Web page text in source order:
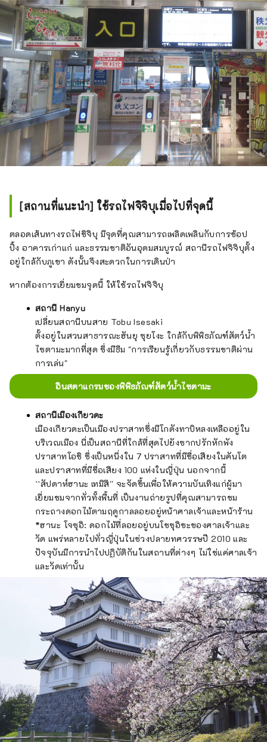
[สถานที่แนะนำ] ใช้รถไฟจิจิบุเมื่อไปที่จุดนี้
ตลอดเส้นทางรถไฟชิจิบุ มีจุดที่คุณสามารถเพลิดเพลินกับการช้อป
ปิ้ง อาคารเก่าแก่ และธรรมชาติอันอุดมสมบูรณ์ สถานีรถไฟจิจิบุตั้ง
อยู่ใกล้กับภูเขา ดังนั้นจึงสะดวกในการเดินป่า
หากต้องการเยี่ยมชมจุดนี้ ให้ใช้รถไฟจิจิบุ
สถานี Hanyu
เปลี่ยนสถานีบนสาย Tobu Isesaki
ตั้งอยู่ในสวนสาธารณะฮันยุ ซุยโงะ ใกล้กับพิพิธภัณฑ์สัตว์น้ำ
ไซตามะมากที่สุด ซึ่งมีธีม "การเรียนรู้เกี่ยวกับธรรมชาติผ่าน
การเล่น"
อินสตาแกรมของพิพิธภัณฑ์สัตว์น้ำไซตามะ
สถานีเมืองเกียวดะ
เมืองเกียวดะเป็นเมืองปราสาทซึ่งมีโกดังทาบิหลงเหลืออยู่ใน
บริเวณเมือง นี่เป็นสถานีที่ใกล้ที่สุดไปยังซากปรักหักพัง
ปราสาทโอชิ ซึ่งเป็นหนึ่งใน 7 ปราสาทที่มีชื่อเสียงในคันโต
และปราสาทที่มีชื่อเสียง 100 แห่งในญี่ปุ่น นอกจากนี้
``สัปดาห์ฮานะ เทมิสึ'' จะจัดขึ้นเพื่อให้ความบันเทิงแก่ผู้มา
เยี่ยมชมจากทั่วทั้งพื้นที่ เป็นงานถ่ายรูปที่คุณสามารถชม
กระถางดอกไม้ตามฤดูกาลลอยอยู่หน้าศาลเจ้าและหน้าร้าน
*ฮานะ โจซุอิ: ดอกไม้ที่ลอยอยู่บนโชซุอิชะของศาลเจ้าและ
วัด แพร่หลายไปทั่วญี่ปุ่นในช่วงปลายทศวรรษปี 2010 และ
ปัจจุบันมีการนำไปปฏิบัติกันในสถานที่ต่างๆ ไม่ใช่แค่ศาลเจ้า
และวัดเท่านั้น